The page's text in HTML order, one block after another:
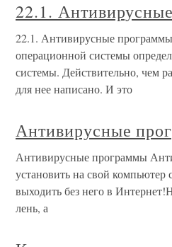
22.1.
22.1. Антивирусные
операционной системы
системы. Действительно, чем
для нее написано. И это
Антивирусные
Антивирусные программы
установить на свой компьютер
выходить без него в
лень, а